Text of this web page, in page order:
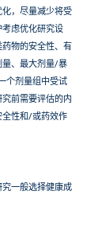
，尽量减少将受
虑优化研究设
物的安全性、有
量、最大剂量/暴
个剂量组中受试
前需要评估的内
全性和/或药效作
一般选择健康成